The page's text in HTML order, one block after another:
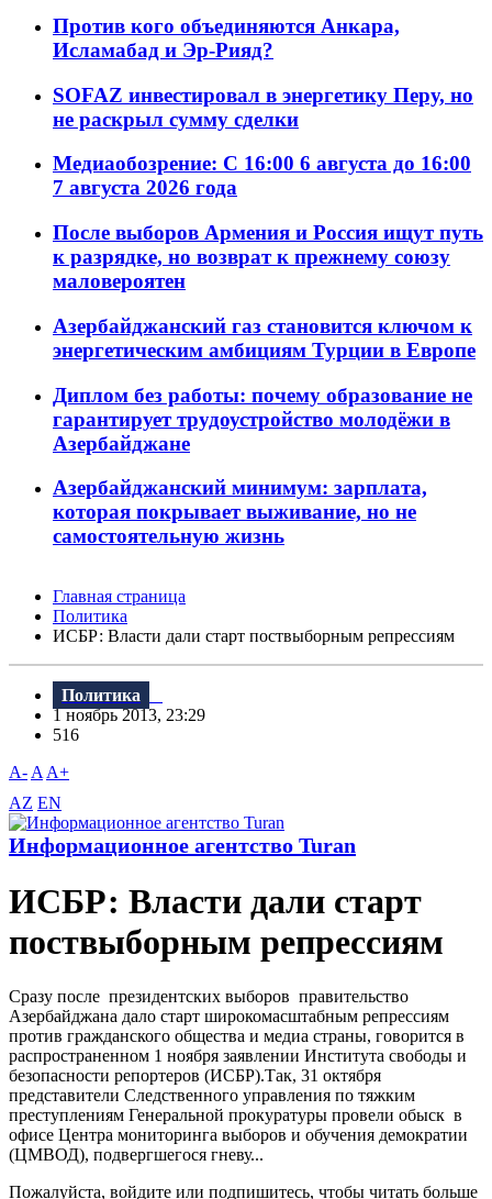
Против кого объединяются Анкара,
Исламабад и Эр-Рияд?
SOFAZ инвестировал в энергетику Перу, но
не раскрыл сумму сделки
Медиаобозрение: С 16:00 6 августа до 16:00
7 августа 2026 года
После выборов Армения и Россия ищут путь
к разрядке, но возврат к прежнему союзу
маловероятен
Азербайджанский газ становится ключом к
энергетическим амбициям Турции в Европе
Диплом без работы: почему образование не
гарантирует трудоустройство молодёжи в
Азербайджане
Азербайджанский минимум: зарплата,
которая покрывает выживание, но не
самостоятельную жизнь
Главная страница
Политика
ИСБР: Власти дали старт поствыборным репрессиям
Политика
1 ноябрь 2013, 23:29
516
A- A A+
AZ EN
Информационное агентство Turan
ИСБР: Власти дали старт
поствыборным репрессиям
Сразу после президентских выборов правительство
Азербайджана дало старт широкомасштабным репрессиям
против гражданского общества и медиа страны, говорится в
распространенном 1 ноября заявлении Института свободы и
безопасности репортеров (ИСБР).Так, 31 октября
представители Следственного управления по тяжким
преступлениям Генеральной прокуратуры провели обыск в
офисе Центра мониторинга выборов и обучения демократии
(ЦМВОД), подвергшегося гневу...
Пожалуйста, войдите или подпишитесь, чтобы читать больше